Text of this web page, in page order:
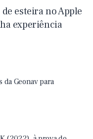
esteira no Apple
experiência
da Geonav para